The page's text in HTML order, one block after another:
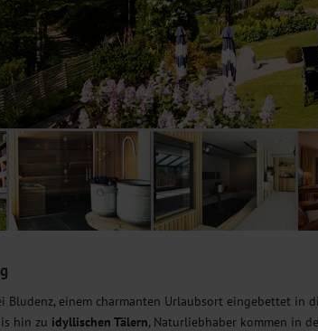
Bludenz, einem charmanten Urlaubsort eingebettet in
hin zu idyllischen Tälern, Naturliebhaber kommen in
Statistik
Um unser Angebot und unsere Webseite
dieser Cookies können wir beispielsweise die
unsere Inhalte optimieren. Wir nutzen hierfür
Übermittlung, der auf unsere Website
Datenschutzhinweisen. Sie können Ihre
Marketing
Diese Cookies werden genutzt, um Ihnen